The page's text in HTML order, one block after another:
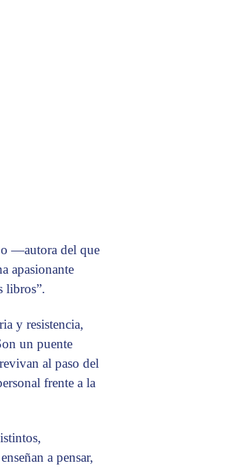
—autora del que
apasionante
libros”.
y resistencia,
un puente
al paso del
frente a la
a pensar,